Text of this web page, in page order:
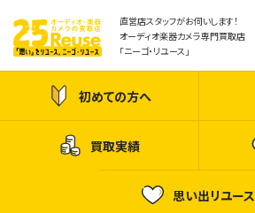
直営店スタッフがお伺いします！
オーディオ楽器カメラ専門買取店
「ニーゴ・リユース」
初めての方へ
買取実績
思い出リユース